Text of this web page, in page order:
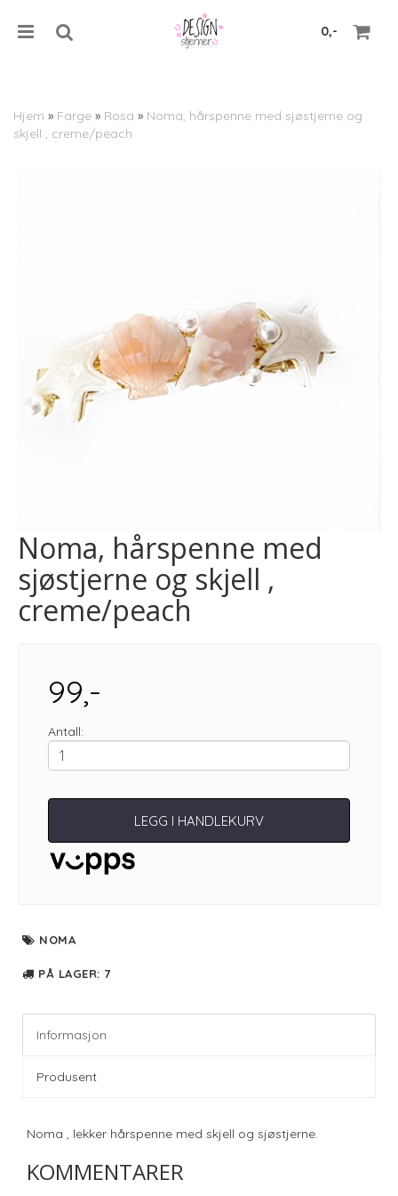
0,-
Hjem » Farge » Rosa » Noma, hårspenne med sjøstjerne og
skjell , creme/peach
Noma, hårspenne med
sjøstjerne og skjell ,
creme/peach
99,-
Antall:
LEGG I HANDLEKURV
NOMA
PÅ LAGER: 7
Informasjon
Produsent
Noma , lekker hårspenne med skjell og sjøstjerne.
KOMMENTARER